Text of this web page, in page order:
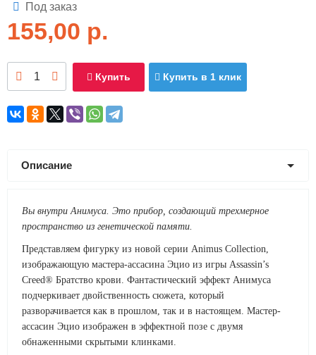
Под заказ
155,00 р.
Купить Купить в 1 клик
Описание
Вы внутри Анимуса. Это прибор, создающий трехмерное
пространство из генетической памяти.
Представляем фигурку из новой серии Animus Collection,
изображающую мастера-ассасина Эцио из игры Assassin’s
Creed® Братство крови. Фантастический эффект Анимуса
подчеркивает двойственность сюжета, который
разворачивается как в прошлом, так и в настоящем. Мастер-
ассасин Эцио изображен в эффектной позе с двумя
обнаженными скрытыми клинками.